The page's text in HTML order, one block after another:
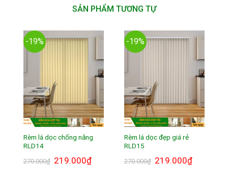
SẢN PHẨM TƯƠNG TỰ
-19%
Rèm lá dọc chống nắng
RLD14
270.000₫ Giá
gốc
219.000₫Giá
hiện
-19%
Rèm lá dọc đẹp giá rẻ
RLD15
270.000₫ Giá
gốc
219.000₫Giá
hiện